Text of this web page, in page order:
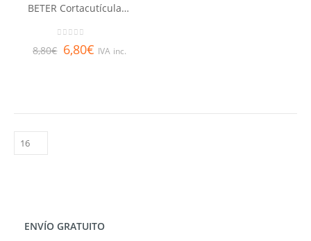
BETER Cortacutículas de triple uso con bajapieles y lima
8,80€ 6,80€ IVA inc.
ENVÍO GRATUITO